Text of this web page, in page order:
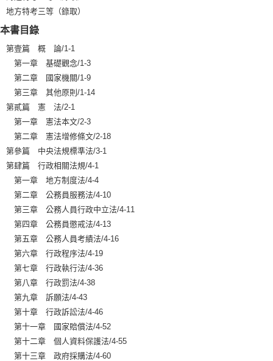
地方特考三等（錄取）
本書目錄
第壹篇 概 論/1-1
第一章 基礎觀念/1-3
第二章 國家機關/1-9
第三章 其他原則/1-14
第貳篇 憲 法/2-1
第一章 憲法本文/2-3
第二章 憲法增修條文/2-18
第參篇 中央法規標準法/3-1
第肆篇 行政相關法規/4-1
第一章 地方制度法/4-4
第二章 公務員服務法/4-10
第三章 公務人員行政中立法/4-11
第四章 公務員懲戒法/4-13
第五章 公務人員考績法/4-16
第六章 行政程序法/4-19
第七章 行政執行法/4-36
第八章 行政罰法/4-38
第九章 訴願法/4-43
第十章 行政訴訟法/4-46
第十一章 國家賠償法/4-52
第十二章 個人資料保護法/4-55
第十三章 政府採購法/4-60